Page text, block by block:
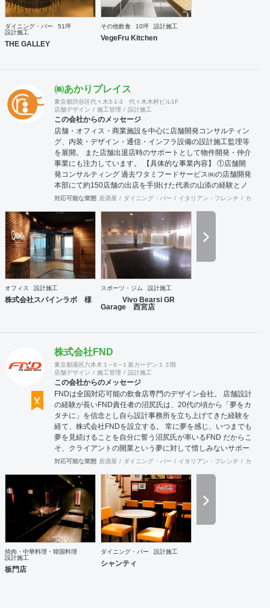
ダイニング・バー
51坪
設計施工
THE GALLEY
その他飲食 10坪 設計施工
VegeFru Kitchen
㈱あかりプレイス
東京都渋谷区代々木3-1-3 代々木木村ビル1F
店舗デザイン
施工管理 設計施工
この会社からのメッセージ
店舗・オフィス・商業施設を中心に店舗開発コンサルティン
グ、内装・デザイン・通信・インフラ設備の設計施工監理等
を展開。 また店舗出退店時のサポートとして物件開発・仲介
事業にも注力しています。 【具体的な事業内容】 ①店舗開
発コンサルティング 過去ワタミフードサービス㈱の店舗開発
本部にて約150店舗の出店を手掛けた代表の山添の経験とノ
ウハウが凝縮した事業。 物件開発だけではなく、店舗の出店
に関わる全ての業務をトータル的にサポート致します。 ②内
装工事・施工監理 会社設立から36年目という豊富な経験実
績により、高い技術を持った職人と経験豊富な現場監理によ
り、店舗デザイン設計から施工監理までを一括してワンスト
ップでご提供いたします。 ③不動産仲介（店舗・オフィス仲
介、サブリース） 多くの出退店に携わってきたネットワーク
全国のオフィスビルや店舗物件の情報を集約し、出店希望の
多い都心部、郊外主要駅をはじめ、ロードサイドの主要幹線
対応可能な業態 居酒屋 ダイニング・バー イタリアン・フレンチ カフェ
オフィス 設計施工
株式会社スパインラボ 様
スポーツ・ジム 設計施工
Vivo Bearsi GR
Garage 西宮店
株式会社FND
東京都港区六本木１−６−１泉ガーデン１３階
店舗デザイン
施工管理 設計施工
この会社からのメッセージ
FNDは全国対応可能の飲食店専門のデザイン会社。 店舗設計
の経験が長いFND責任者の沼尻氏は、20代の頃から「夢をカ
タチに」を信念とし自ら設計事務所を立ち上げてきた経験を
経て、株式会社FNDを設立する。 常に夢を感じ、いつまでも
夢を見続けることを自分に誓う沼尻氏が率いるFND だからこ
そ、クライアントの開業という夢に対して惜しみないサポー
トをしていきます。 事業内容といたしましては、 ■店舗デザ
ン・ロゴ・グラフィックデザイン ■CADオペレーション・
CG制作 ■イベント・展示会企画設営 店舗設計・開業につい
てのご相談は無料です。
対応可能な業態 居酒屋 ダイニング・バー イタリアン・フレンチ カフェ
焼肉・中華料理・韓国料理
設計施工
板門店
ダイニング・バー 設計施工
シャンティ